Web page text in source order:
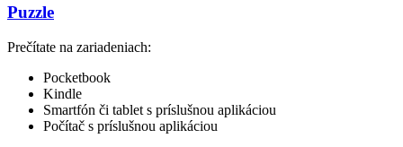
Puzzle
Prečítate na zariadeniach:
Pocketbook
Kindle
Smartfón či tablet s príslušnou aplikáciou
Počítač s príslušnou aplikáciou